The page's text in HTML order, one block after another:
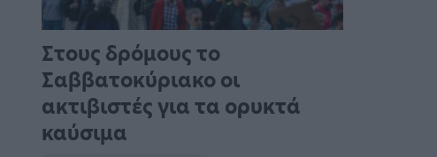
Στους δρόμους το
Σαββατοκύριακο οι
ακτιβιστές για τα ορυκτά
καύσιμα